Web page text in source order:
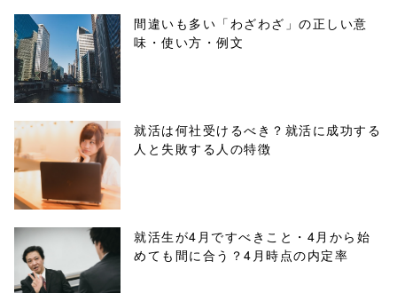
ml/wp-
content/themes
/tapbiz_theme/
parts/sns-
buttons.php on
line10
/1045293"
onclick="windo
間違いも多い「わざわざ」の正しい意
味・使い方・例文
就活は何社受けるべき？就活に成功する
人と失敗する人の特徴
就活生が4月ですべきこと・4月から始
めても間に合う？4月時点の内定率